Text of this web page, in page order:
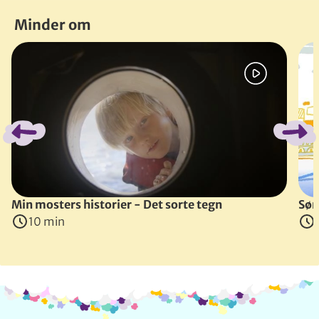
Minder om
Spring bånd over
Min mosters historier - Det sorte tegn
10 min
Info og kontakt